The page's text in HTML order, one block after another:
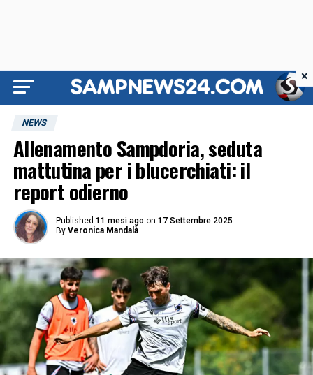
NEWS
Allenamento Sampdoria, seduta
mattutina per i blucerchiati: il
report odierno
Published 11 mesi ago on 17 Settembre 2025
By Veronica Mandalà
×